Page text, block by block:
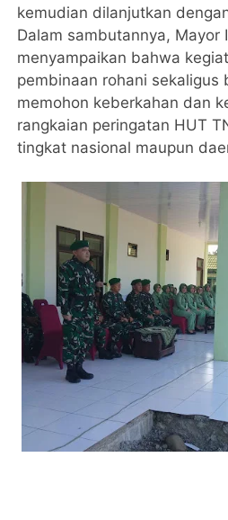
kemudian dilanjutkan
Dalam sambutannya, Mayor
menyampaikan bahwa
pembinaan rohani sekaligus
memohon keberkahan dan
rangkaian peringatan HUT
tingkat nasional maupun